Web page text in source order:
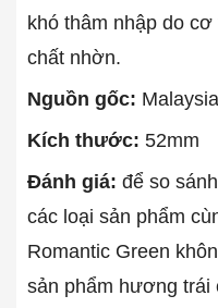
khó thâm nhập do
chất nhờn.
Nguồn gốc: Malaysia
Kích thước: 52mm
Đánh giá: để so
các loại sản phẩm
Romantic Green
sản phẩm hương trái